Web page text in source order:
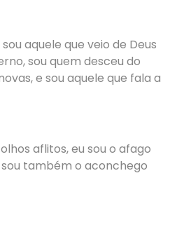
aquele que veio de Deus
sou quem desceu do
e sou aquele que fala a
aflitos, eu sou o afago
também o aconchego